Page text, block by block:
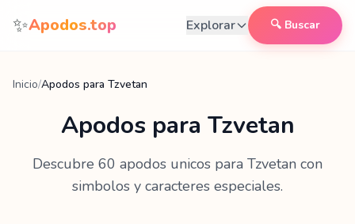
Saltar al contenido
✨Apodos.top Explorar 🔍 Buscar
Inicio/Apodos para Tzvetan
Apodos para Tzvetan
Descubre 60 apodos unicos para Tzvetan con
simbolos y caracteres especiales.